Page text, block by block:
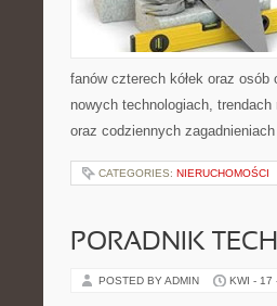
fanów czterech kółek oraz
nowych technologiach,
oraz codziennych
CATEGORIES: NIERUCHOMOŚCI
PORADNIK
POSTED BY ADMIN KWI - 17